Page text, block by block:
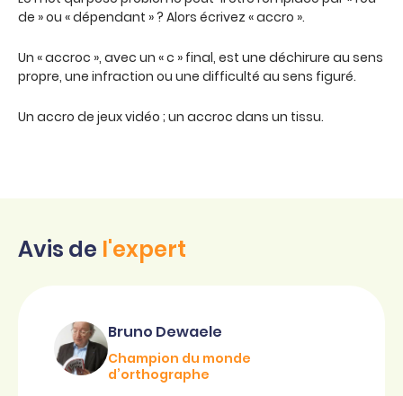
de » ou « dépendant » ? Alors écrivez « accro ».
Un « accroc », avec un « c » final, est une déchirure au sens
propre, une infraction ou une difficulté au sens figuré.
Un accro de jeux vidéo ; un accroc dans un tissu.
Avis de l'expert
Bruno Dewaele
Champion du monde
d’orthographe